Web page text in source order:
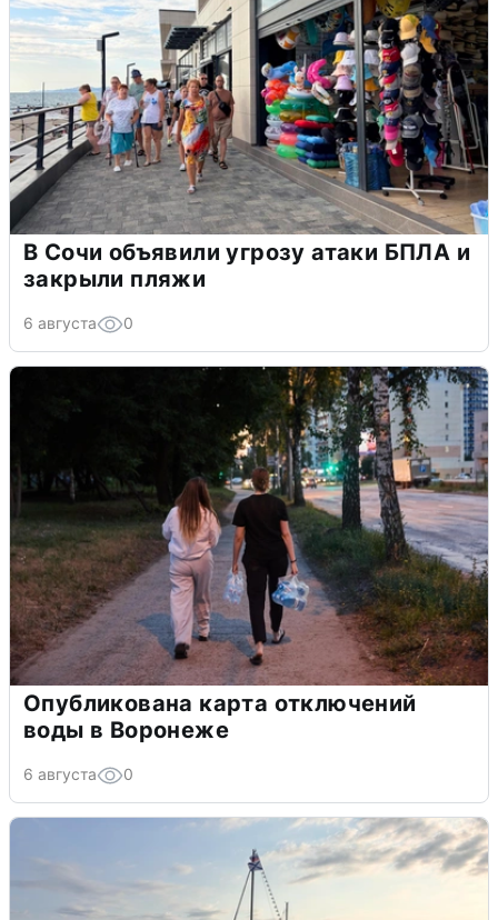
В Сочи объявили угрозу атаки БПЛА и
закрыли пляжи
6 августа 0
Опубликована карта отключений
воды в Воронеже
6 августа 0